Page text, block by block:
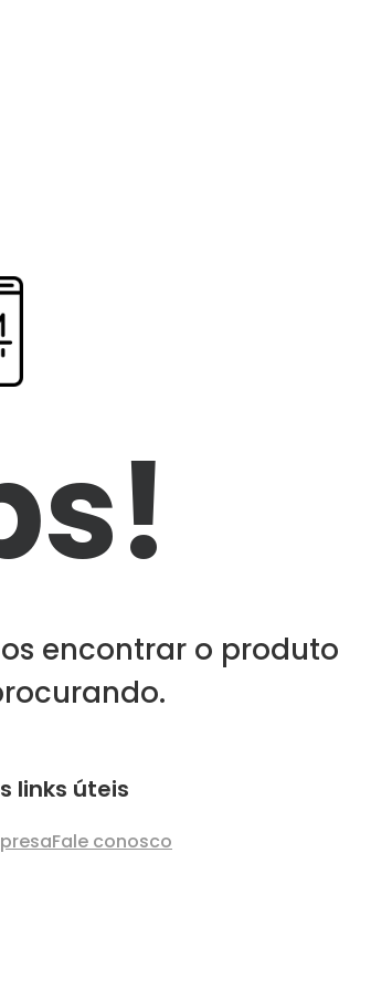
encontrar o produto
links úteis
Fale conosco